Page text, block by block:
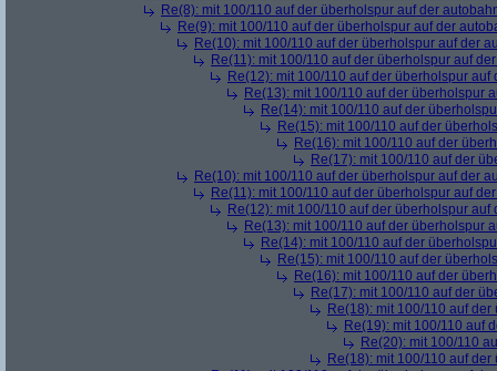
Re(8): mit 100/110 auf der überholspur auf der
Re(9): mit 100/110 auf der überholspur auf der
Re(10): mit 100/110 auf der überholspur auf der
Re(11): mit 100/110 auf der überholspur auf
Re(12): mit 100/110 auf der überholspur
Re(13): mit 100/110 auf der überholspur
Re(14): mit 100/110 auf der
Re(15): mit 100/110 auf der
Re(16): mit 100/110 auf der
Re(17): mit 100/110 auf der
Re(10): mit 100/110 auf der überholspur auf der
Re(11): mit 100/110 auf der überholspur auf
Re(12): mit 100/110 auf der überholspur
Re(13): mit 100/110 auf der überholspur
Re(14): mit 100/110 auf der
Re(15): mit 100/110 auf der
Re(16): mit 100/110 auf der
Re(17): mit 100/110 auf der
Re(18): mit 100/110 auf
Re(19): mit 100/110 auf
Re(20): mit 100/110
Re(18): mit 100/110 auf